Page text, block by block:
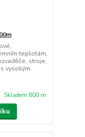
teplotám,
stroje,
vysokým
Skladem 800 m